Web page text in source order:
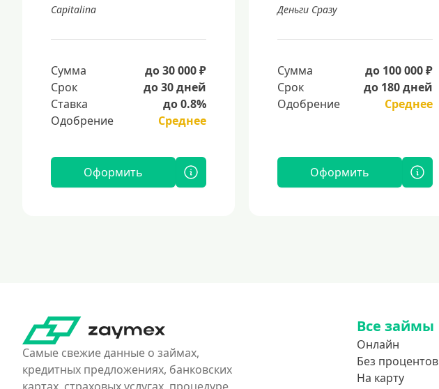
Capitalina
Сумма
до 30 000 ₽
Срок
до 30 дней
Ставка
до 0.8%
Одобрение
Среднее
Оформить
Деньги Сразу
Сумма
до 100 000 ₽
Срок
до 180 дней
Одобрение
Среднее
Оформить
Самые свежие данные о займах,
кредитных предложениях, банковских
Все займы
Онлайн
Без процентов
На карту